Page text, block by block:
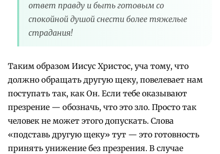
ответ правду и быть готовым со
спокойной душой снести более тяжелые
страдания!
Таким образом Иисус Христос, уча тому, что
должно обращать другую щеку, повелевает нам
поступать так, как Он. Если тебе оказывают
презрение — обозначь, что это зло. Просто так
человек не может этого допускать. Слова
«подставь другую щеку» тут — это готовность
принять унижение без презрения. В случае